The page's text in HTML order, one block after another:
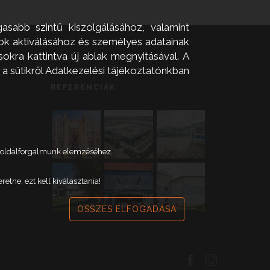
szintű kiszolgálásához, valamint
aktiválásához és személyes adatainak
kattintva új ablak megnyitásával. A
sütikről Adatkezelési tájékoztatónkban
elemzéséhez.
ezt kell kiválasztania!
ÖSSZES ELFOGADÁSA